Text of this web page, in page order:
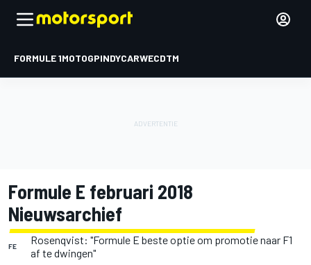
FORMULE 1MOTOGPINDYCARWECDTM
Formule E februari 2018
Nieuwsarchief
FE
Rosenqvist: "Formule E beste optie om promotie naar F1
af te dwingen"